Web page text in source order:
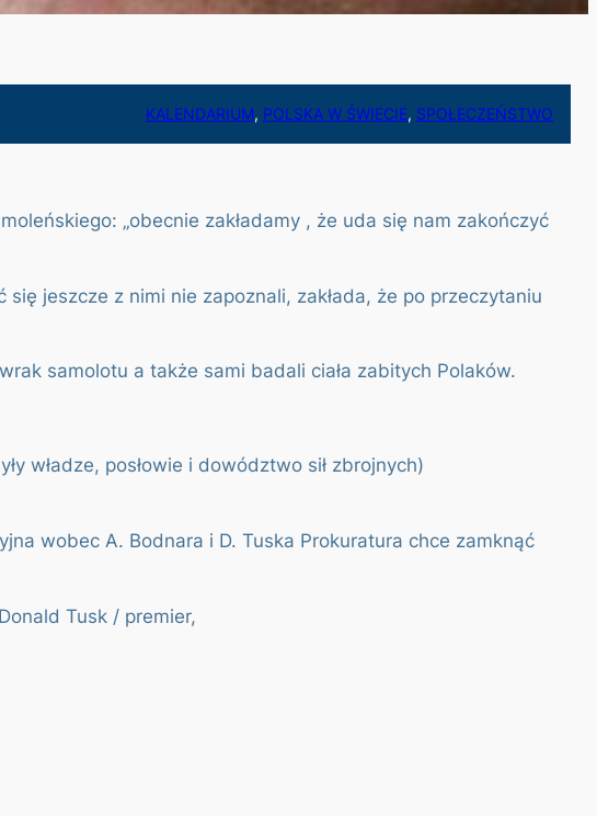
KALENDARIUM, POLSKA W ŚWIECIE, SPOŁECZEŃSTWO
„obecnie zakładamy , że uda się nam zakończyć
jeszcze z nimi nie zapoznali, zakłada, że po przeczytaniu
samolotu a także sami badali ciała zabitych Polaków.
władze, posłowie i dowództwo sił zbrojnych)
wobec A. Bodnara i D. Tuska Prokuratura chce zamknąć
Tusk / premier,